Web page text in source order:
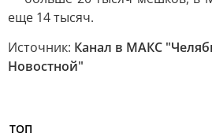
еще 14 тысяч.
Источник: Канал в МАКС
Новостной"
ТОП